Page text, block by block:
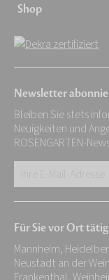
Shop
Newsletter
Bleiben Sie stets
Neuigkeiten und
ROSENGARTEN-
E-
Adresse:
*
Für Sie vor Ort
Mannheim,
Neustadt an der